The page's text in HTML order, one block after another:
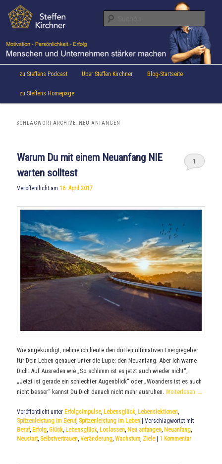
Inhalt
wechseln
sekundären
Inhalt
Steffen Kirchner Blog
Aktuelles von Speaker & Motivationstrainer Steffen Kirchner
Hauptmenü
zu Steffens Podcast Über Steffen Kirchner Blog-Startseite
zu Steffens Homepage
SCHLAGWORT-ARCHIVE: NEU ANFANGEN
Warum Du mit einem Neuanfang NIE
warten solltest
Veröffentlicht am16. April 2017
1
Wie angekündigt, nehme ich heute den dritten ultimativen Energiegeber
für Dein Leben genauer unter die Lupe: den Neuanfang. Aber ich warne
Dich: Auf Ausreden wie „So schlimm ist es jetzt auch wieder nicht“,
„Jetzt ist gerade ein schlechter Augenblick“ oder „Woanders ist es auch
nicht besser“ kannst Du Dich danach nicht mehr ausruhen.Weiterlesen →
Veröffentlicht unter Erfolgsimpulse, Lebensglück, Lebenslektionen,
Spitzenleistung im Beruf, Spitzenleistung im Leben |Verschlagwortet mit
Beruf, Erfolg,Glück, Lebensglück, Loslassen, Neu anfangen, Neuanfang,
Neustart, Selbstvertrauen,Veränderung,Wachstum, Ziele |1 Kommentar